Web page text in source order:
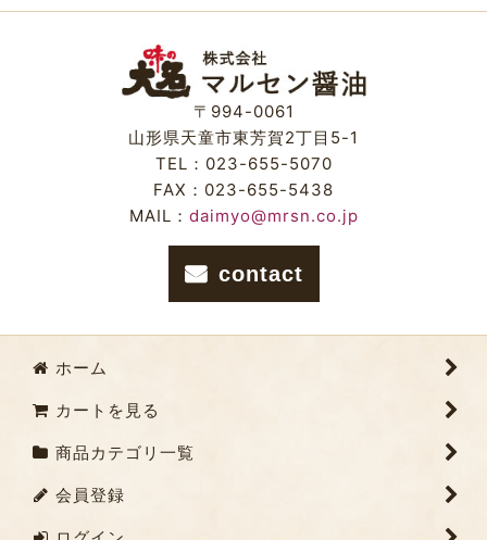
〒994-0061
山形県天童市東芳賀2丁目5-1
TEL：023-655-5070
FAX：023-655-5438
MAIL： daimyo@mrsn.co.jp
contact
ホーム
カートを見る
商品カテゴリ一覧
会員登録